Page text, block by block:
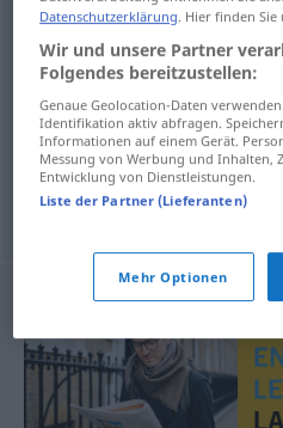
foundationspl Grundbau
foundationwall Grundbau
stereobate Grundbau ARCH
Datenschutzerklärung. Hier finden
Wir und unsere Partner
Folgendes bereitzustellen:
Genaue Geolocation-Daten
Identifikation aktiv abfragen.
Informationen auf einem Gerät.
Messung von Werbung und Inhalten,
Entwicklung von Dienstleistungen.
Liste der Partner (Lieferanten)
Mehr Optionen